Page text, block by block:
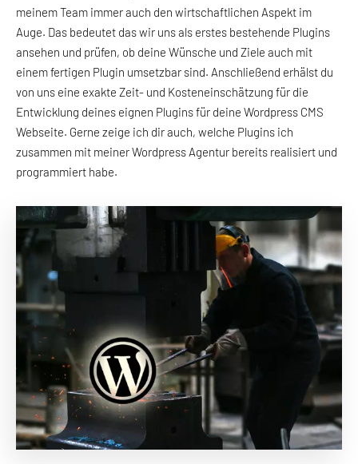
meinem Team immer auch den wirtschaftlichen Aspekt im
Auge. Das bedeutet das wir uns als erstes bestehende Plugins
ansehen und prüfen, ob deine Wünsche und Ziele auch mit
einem fertigen Plugin umsetzbar sind. Anschließend erhälst du
von uns eine exakte Zeit- und Kosteneinschätzung für die
Entwicklung deines eignen Plugins für deine Wordpress CMS
Webseite. Gerne zeige ich dir auch, welche Plugins ich
zusammen mit meiner Wordpress Agentur bereits realisiert und
programmiert habe.